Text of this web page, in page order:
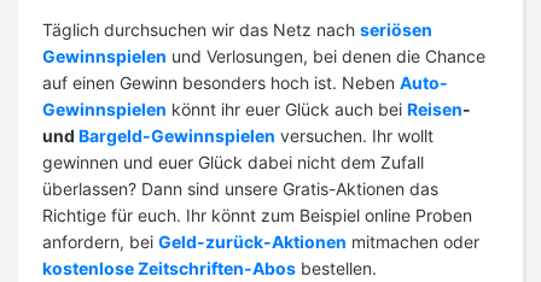
Täglich durchsuchen wir das Netz nach seriösen
Gewinnspielen und Verlosungen, bei denen die Chance
auf einen Gewinn besonders hoch ist. Neben Auto-
Gewinnspielen könnt ihr euer Glück auch bei Reisen-
und Bargeld-Gewinnspielen versuchen. Ihr wollt
gewinnen und euer Glück dabei nicht dem Zufall
überlassen? Dann sind unsere Gratis-Aktionen das
Richtige für euch. Ihr könnt zum Beispiel online Proben
anfordern, bei Geld-zurück-Aktionen mitmachen oder
kostenlose Zeitschriften-Abos bestellen.